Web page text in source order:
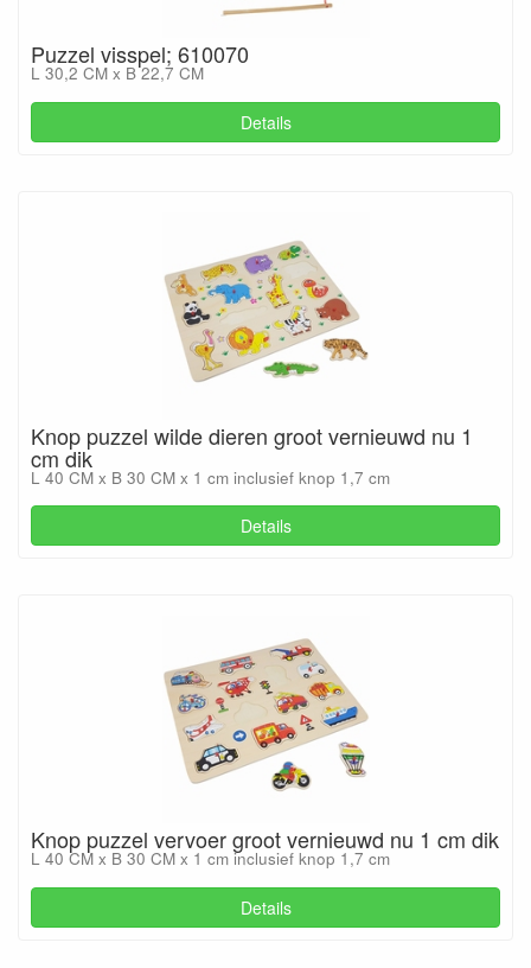
Puzzel visspel; 610070
L 30,2 CM x B 22,7 CM
Details
Knop puzzel wilde dieren groot vernieuwd nu 1
cm dik
L 40 CM x B 30 CM x 1 cm inclusief knop 1,7 cm
Details
Knop puzzel vervoer groot vernieuwd nu 1 cm dik
L 40 CM x B 30 CM x 1 cm inclusief knop 1,7 cm
Details